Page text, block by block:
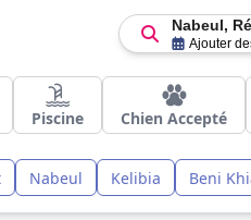
Nabeul,
Ajouter
Piscine Chien Accepté
Nabeul Kelibia Beni